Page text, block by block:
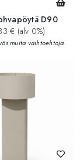
D90
€ (alv 0%)
muita vaihtoehtoja.